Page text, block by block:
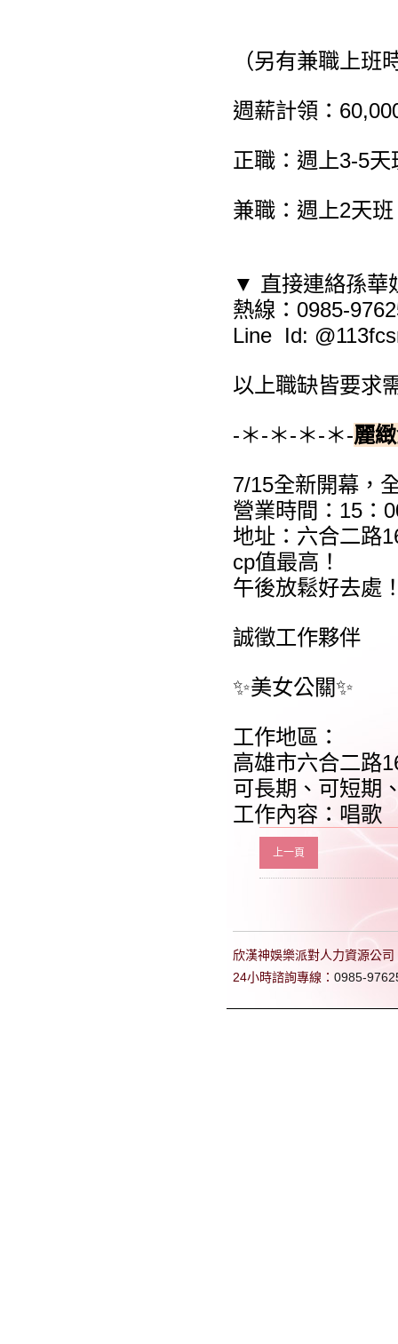
（另有兼職上班
週薪計領：
正職：週上3-5
兼職：週上2天
▼ 直接連絡孫華
熱線：0985-
Line Id:
以上職缺皆要求
-＊-＊-＊-＊-麗
7/15全新開幕，
營業時間：15：
地址：六合二路
cp值最高！
午後放鬆好去處
誠徵工作夥伴
✨美女公關✨
工作地區：
高雄市六合二路
可長期、可短期
工作內容：唱歌
上一頁
欣漢神娛樂派對人力資源公
24小時諮詢專線： 0985-